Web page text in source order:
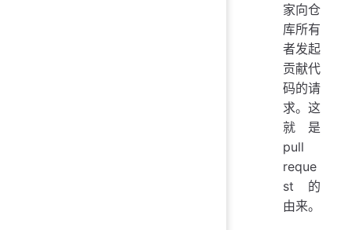
家向仓
库所有
者发起
贡献代
码的请
求。这
就是
pull
reque
st 的
由来。